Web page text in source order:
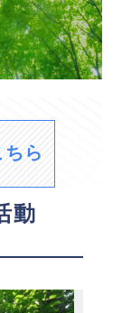
ちら
動